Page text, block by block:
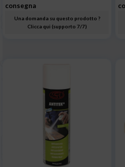
consegna
Una domanda su questo prodotto ?
Clicca qui (supporto 7/7)